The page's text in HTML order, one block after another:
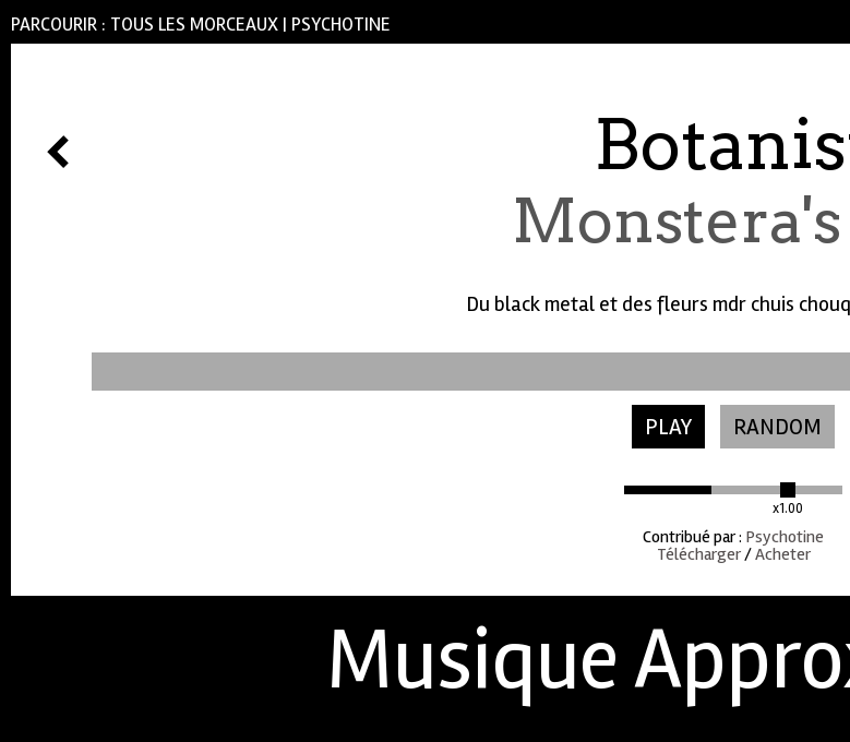
PARCOURIR : TOUS LES MORCEAUX | PSYCHOTINE
Du black metal et des fleurs mdr chuis
PLAY RANDOM
x1.00
Contribué par: Psychotine
Télécharger/Acheter
Musique